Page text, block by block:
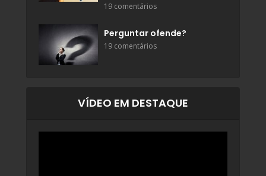
19 comentários
Perguntar ofende?
19 comentários
VÍDEO EM DESTAQUE